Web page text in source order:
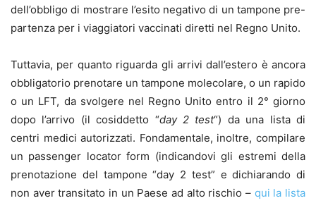
dell’obbligo di mostrare l’esito negativo di un tampone pre-
partenza per i viaggiatori vaccinati diretti nel Regno Unito.
Tuttavia, per quanto riguarda gli arrivi dall’estero è ancora
obbligatorio prenotare un tampone molecolare, o un rapido
o un LFT, da svolgere nel Regno Unito entro il 2° giorno
dopo l’arrivo (il cosiddetto “day 2 test“) da una lista di
centri medici autorizzati. Fondamentale, inoltre, compilare
un passenger locator form (indicandovi gli estremi della
prenotazione del tampone “day 2 test” e dichiarando di
non aver transitato in un Paese ad alto rischio – qui la lista